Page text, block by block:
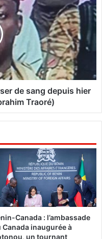
de sang depuis hier
Traoré)
Canada : l’ambassade
Canada inaugurée à
un tournant